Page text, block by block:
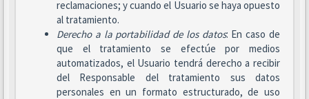
reclamaciones; y cuando el Usuario se haya opuesto
al tratamiento.
Derecho a la portabilidad de los datos: En caso de
que el tratamiento se efectúe por medios
automatizados, el Usuario tendrá derecho a recibir
del Responsable del tratamiento sus datos
personales en un formato estructurado, de uso